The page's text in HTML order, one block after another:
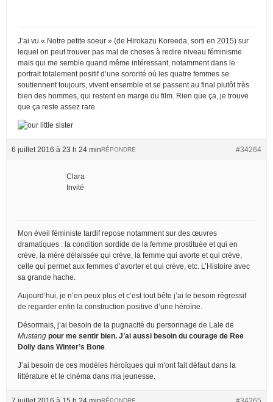
J’ai vu « Notre petite soeur » (de Hirokazu Koreeda, sorti en 2015) sur
lequel on peut trouver pas mal de choses à redire niveau féminisme
mais qui me semble quand même intéressant, notamment dans le
portrait totalement positif d’une sororité où les quatre femmes se
soutiennent toujours, vivent ensemble et se passent au final plutôt très
bien des hommes, qui restent en marge du film. Rien que ça, je trouve
que ça reste assez rare.
6 juillet 2016 à 23 h 24 min #34264
RÉPONDRE
Clara
Invité
Mon éveil féministe tardif repose notamment sur des œuvres
dramatiques : la condition sordide de la femme prostituée et qui en
crève, la mère délaissée qui crève, la femme qui avorte et qui crève,
celle qui permet aux femmes d’avorter et qui crève, etc. L’Histoire avec
sa grande hache.
Aujourd’hui, je n’en peux plus et c’est tout bête j’ai le besoin régressif
de regarder enfin la construction positive d’une héroïne.
Désormais, j’ai besoin de la pugnacité du personnage de Lale de
Mustang pour me sentir bien. J’ai aussi besoin du courage de Ree
Dolly dans Winter’s Bone
J’ai besoin de ces modèles héroïques qui m’ont fait défaut dans la
littérature et le cinéma dans ma jeunesse.
RÉPONDRE